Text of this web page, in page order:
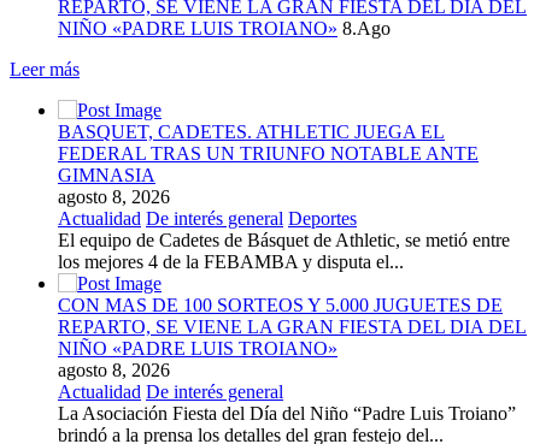
REPARTO, SE VIENE LA GRAN FIESTA DEL DIA DEL
NIÑO «PADRE LUIS TROIANO» 8.Ago
Leer más
BASQUET, CADETES. ATHLETIC JUEGA EL
FEDERAL TRAS UN TRIUNFO NOTABLE ANTE
GIMNASIA
agosto 8, 2026
Actualidad De interés general Deportes
El equipo de Cadetes de Básquet de Athletic, se metió entre
los mejores 4 de la FEBAMBA y disputa el...
CON MAS DE 100 SORTEOS Y 5.000 JUGUETES DE
REPARTO, SE VIENE LA GRAN FIESTA DEL DIA DEL
NIÑO «PADRE LUIS TROIANO»
agosto 8, 2026
Actualidad De interés general
La Asociación Fiesta del Día del Niño “Padre Luis Troiano”
brindó a la prensa los detalles del gran festejo del...